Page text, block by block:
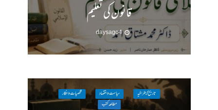
قانون کی تعلیم
4 days ago
تاریخ / جغرافیہ سیاست واقتصاد
شخصیات وافکار
مطالعہ کتب